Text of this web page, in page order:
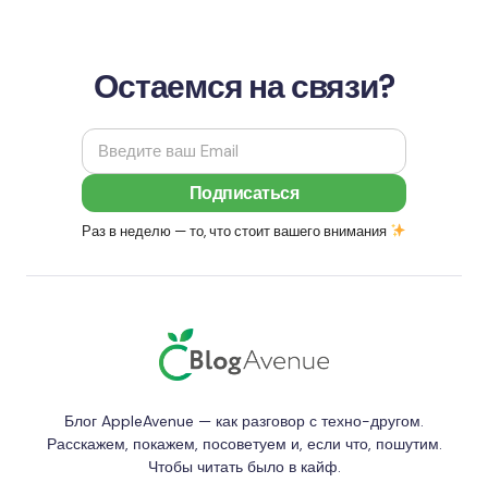
Остаемся на связи?
Раз в неделю — то, что стоит вашего внимания
Блог AppleAvenue — как разговор с техно-другом.
Расскажем, покажем, посоветуем и, если что, пошутим.
Чтобы читать было в кайф.